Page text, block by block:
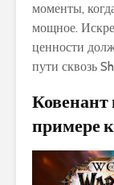
моменты,
мощное.
ценности
пути сквозь
Ковенант
примере